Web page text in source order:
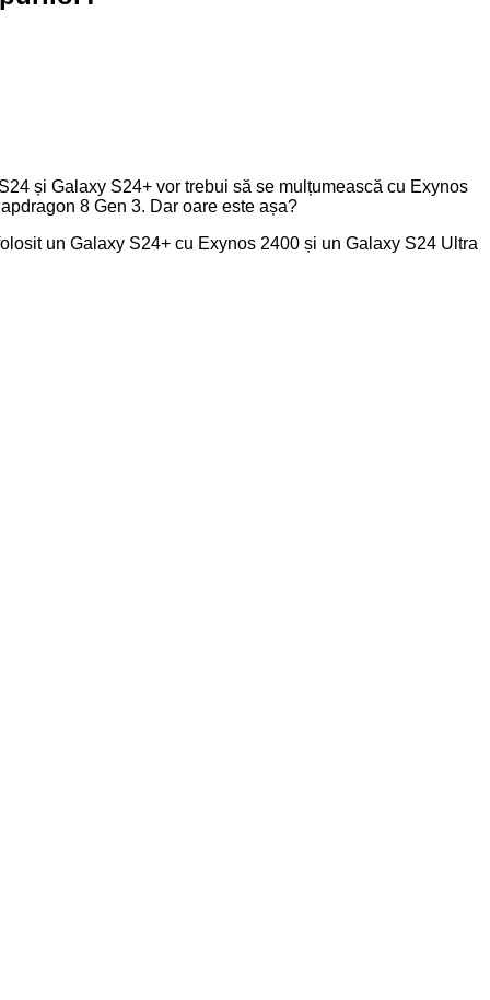
și Galaxy S24+ vor trebui să se mulțumească cu Exynos
8 Gen 3. Dar oare este așa?
un Galaxy S24+ cu Exynos 2400 și un Galaxy S24 Ultra